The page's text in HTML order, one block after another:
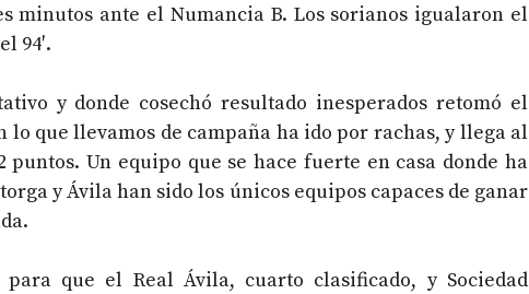
minutos ante el Numancia B. Los sorianos igualaron el
94′.
y donde cosechó resultado inesperados retomó el
lo que llevamos de campaña ha ido por rachas, y llega al
Un equipo que se hace fuerte en casa donde ha
y Ávila han sido los únicos equipos capaces de ganar
que el Real Ávila, cuarto clasificado, y Sociedad